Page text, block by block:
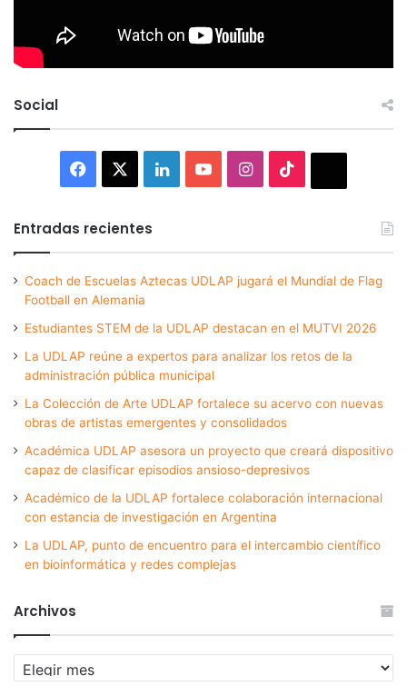
Social
Facebook LinkedInYouTubeInstagram
Entradas recientes
Coach de Escuelas Aztecas UDLAP jugará el Mundial de Flag
Football en Alemania
Estudiantes STEM de la UDLAP destacan en el MUTVI 2026
La UDLAP reúne a expertos para analizar los retos de la
administración pública municipal
La Colección de Arte UDLAP fortalece su acervo con nuevas
obras de artistas emergentes y consolidados
Académica UDLAP asesora un proyecto que creará dispositivo
capaz de clasificar episodios ansioso-depresivos
Académico de la UDLAP fortalece colaboración internacional
con estancia de investigación en Argentina
La UDLAP, punto de encuentro para el intercambio científico
en bioinformática y redes complejas
Archivos
Archivos